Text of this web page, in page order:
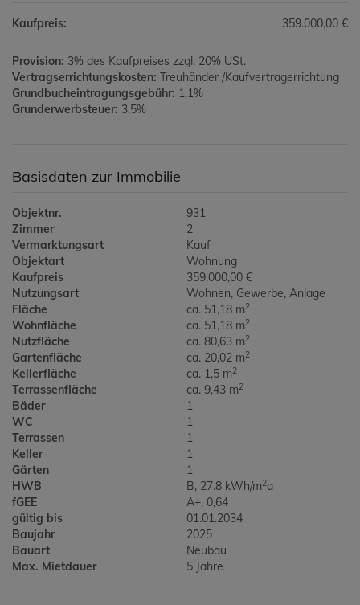
Kaufpreis: 359.000,00 €
Provision: 3% des Kaufpreises zzgl. 20% USt.
Vertragserrichtungskosten: Treuhänder /Kaufvertragerrichtung
Grundbucheintragungsgebühr: 1,1%
Grunderwerbsteuer: 3,5%
Basisdaten zur Immobilie
Objektnr.
931
Zimmer
2
Vermarktungsart
Kauf
Objektart
Wohnung
Kaufpreis
359.000,00 €
Nutzungsart
Wohnen Gewerbe Anlage
Fläche
ca. 51,18 m2
Wohnfläche ca. 51,18 m2
Nutzfläche ca. 80,63 m2
Gartenfläche ca. 20,02 m2
Kellerfläche ca. 1,5 m2
Terrassenfläche ca. 9,43 m2
Bäder
1
WC
1
Terrassen
1
Keller
1
Gärten
1
HWB
B, 27.8 kWh/m2a
fGEE
A+, 0,64
gültig bis
01.01.2034
Baujahr
2025
Bauart
Neubau
Max. Mietdauer
5 Jahre